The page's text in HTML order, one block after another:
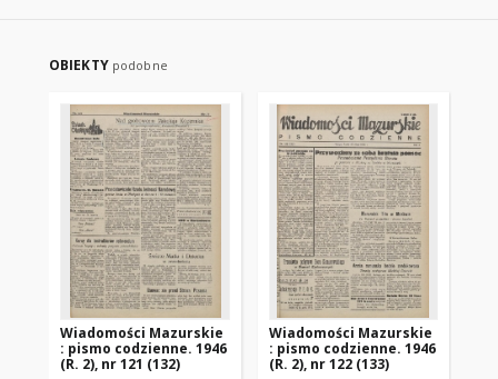
OBIEKTY podobne
Wiadomości Mazurskie
: pismo codzienne. 1946
(R. 2), nr 121 (132)
Wiadomości Mazurskie
: pismo codzienne. 1946
(R. 2), nr 122 (133)